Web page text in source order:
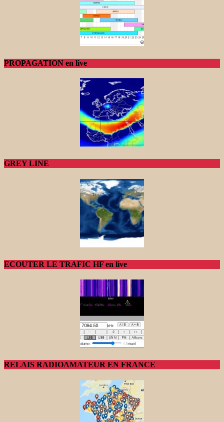
PROPAGATION en live
GREY LINE
ECOUTER LE TRAFIC HF en live
RELAIS RADIOAMATEUR EN FRANCE